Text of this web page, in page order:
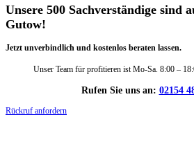
Unsere 500 Sachverständige sind
Gutow!
Jetzt unverbindlich und kostenlos beraten lassen.
Unser Team für profitieren ist Mo-Sa. 8:00 –
Rufen Sie uns an: 02154
Rückruf anfordern